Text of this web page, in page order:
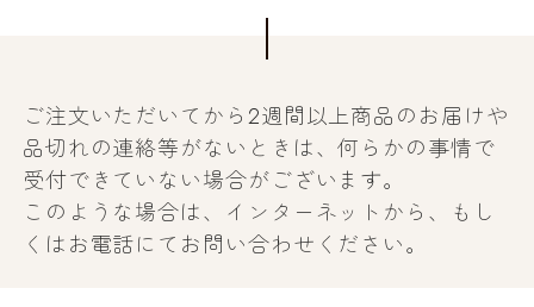
ご注文いただいてから2週間以上商品のお届けや
品切れの連絡等がないときは、何らかの事情で
受付できていない場合がございます。
このような場合は、インターネットから、もし
くはお電話にてお問い合わせください。